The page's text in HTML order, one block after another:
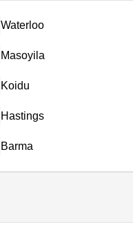
Waterloo
Masoyila
Koidu
Hastings
Barma